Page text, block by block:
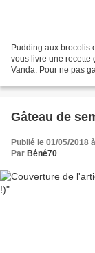
Pudding aux brocolis
vous livre une recette
Vanda. Pour ne pas
Gâteau de
Publié le 01/05/2018
Par Béné70